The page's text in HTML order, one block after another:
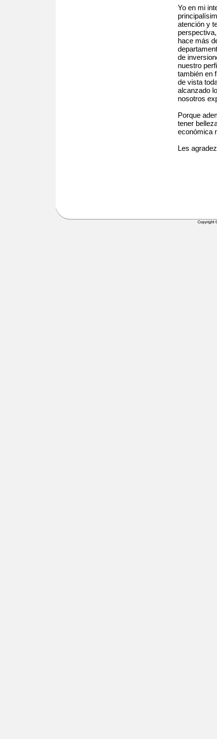
Yo en mi
atención y
hace más
de
nuestro
también en
de vista
alcanzado
nosotros
Porque
tener
económica
Les